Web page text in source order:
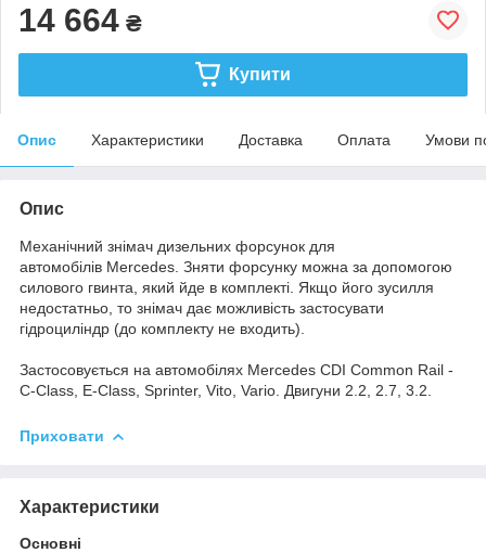
14 664 ₴
Купити
Опис Характеристики Доставка Оплата Умови
Опис
Механічний знімач дизельних форсунок для
автомобілів Mercedes. Зняти форсунку можна за допомогою
силового гвинта, який йде в комплекті. Якщо його зусилля
недостатньо, то знімач дає можливість застосувати
гідроциліндр (до комплекту не входить).
Застосовується на автомобілях Mercedes CDI Common Rail -
C-Class, E-Class, Sprinter, Vito, Vario. Двигуни 2.2, 2.7, 3.2.
Приховати
Характеристики
Основні